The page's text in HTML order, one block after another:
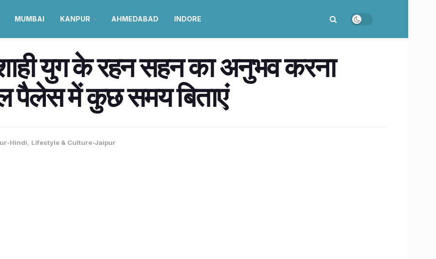
MUMBAI KANPUR AHMEDABAD INDORE
युग के रहन सहन का अनुभव करना
पैलेस में कुछ समय बिताएं
Hindi, Lifestyle & Culture-Jaipur